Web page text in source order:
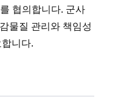
협의합니다. 군사
물질 관리와 책임성
니다.